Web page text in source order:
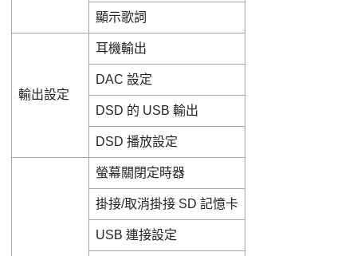
顯示歌詞
輸出設定
耳機輸出
DAC 設定
DSD 的 USB 輸出
DSD 播放設定
螢幕關閉定時器
掛接/取消掛接 SD 記憶卡
USB 連接設定